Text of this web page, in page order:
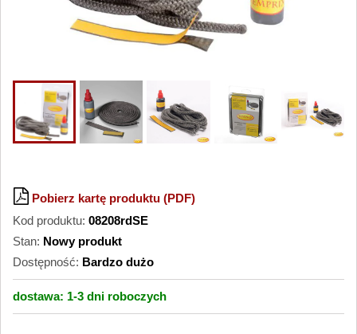
Pobierz kartę produktu (PDF)
Kod produktu: 08208rdSE
Stan: Nowy produkt
Dostępność: Bardzo dużo
dostawa: 1-3 dni roboczych